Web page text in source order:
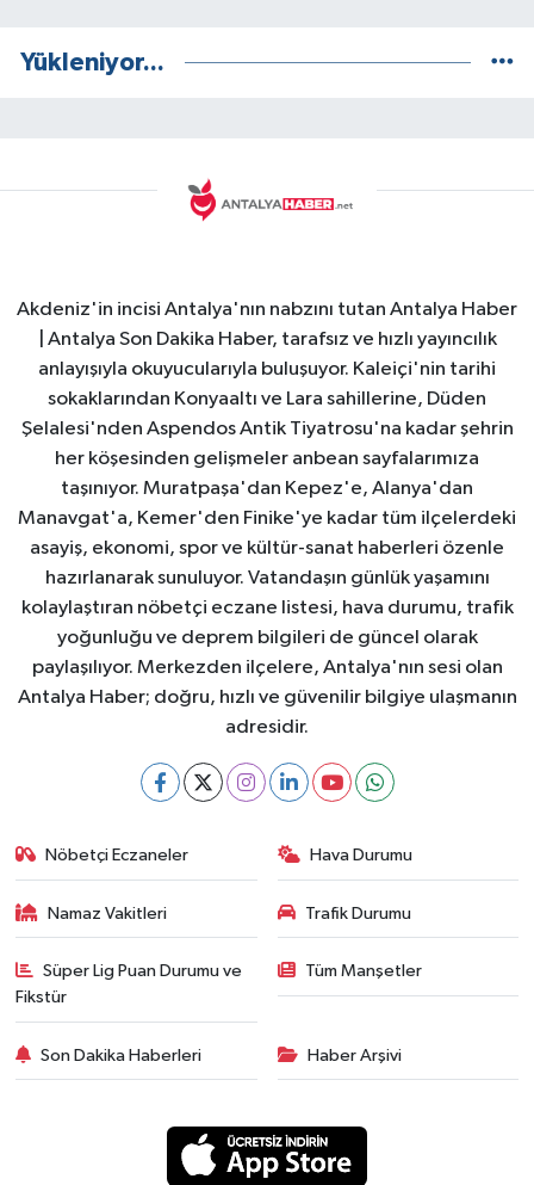
Yükleniyor...
Akdeniz'in incisi Antalya'nın nabzını tutan Antalya Haber
| Antalya Son Dakika Haber, tarafsız ve hızlı yayıncılık
anlayışıyla okuyucularıyla buluşuyor. Kaleiçi'nin tarihi
sokaklarından Konyaaltı ve Lara sahillerine, Düden
Şelalesi'nden Aspendos Antik Tiyatrosu'na kadar şehrin
her köşesinden gelişmeler anbean sayfalarımıza
taşınıyor. Muratpaşa'dan Kepez'e, Alanya'dan
Manavgat'a, Kemer'den Finike'ye kadar tüm ilçelerdeki
asayiş, ekonomi, spor ve kültür-sanat haberleri özenle
hazırlanarak sunuluyor. Vatandaşın günlük yaşamını
kolaylaştıran nöbetçi eczane listesi, hava durumu, trafik
yoğunluğu ve deprem bilgileri de güncel olarak
paylaşılıyor. Merkezden ilçelere, Antalya'nın sesi olan
Antalya Haber; doğru, hızlı ve güvenilir bilgiye ulaşmanın
adresidir.
Nöbetçi Eczaneler Hava Durumu
Namaz Vakitleri Trafik Durumu
Süper Lig Puan Durumu ve
Fikstür
Tüm Manşetler
Son Dakika Haberleri Haber Arşivi